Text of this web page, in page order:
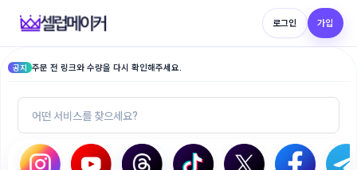
로그인 가입
공지 주문 전 링크와 수량을 다시 확인해주세요.